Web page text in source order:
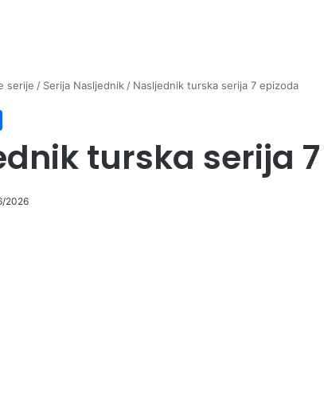
serije / Serija Nasljednik / Nasljednik turska serija 7 epizoda
turska serija
2026